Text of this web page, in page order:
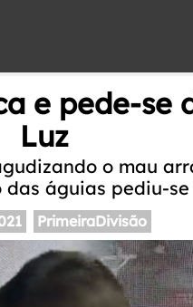
e pede-se
Luz
o mau
águias pediu-se
PrimeiraDivisão